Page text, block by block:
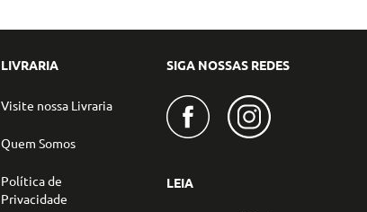
LIVRARIA
Visite nossa Livraria
Quem Somos
Política de
Privacidade
SIGA NOSSAS REDES
LEIA